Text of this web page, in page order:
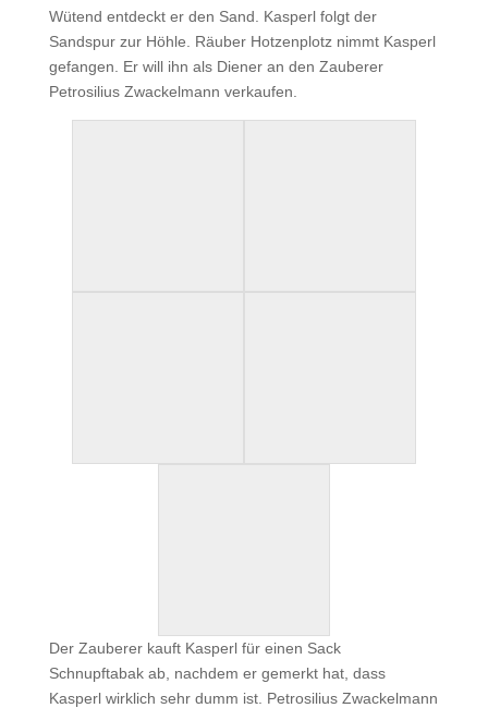
Wütend entdeckt er den Sand. Kasperl folgt der
Sandspur zur Höhle. Räuber Hotzenplotz nimmt Kasperl
gefangen. Er will ihn als Diener an den Zauberer
Petrosilius Zwackelmann verkaufen.
Der Zauberer kauft Kasperl für einen Sack
Schnupftabak ab, nachdem er gemerkt hat, dass
Kasperl wirklich sehr dumm ist. Petrosilius Zwackelmann